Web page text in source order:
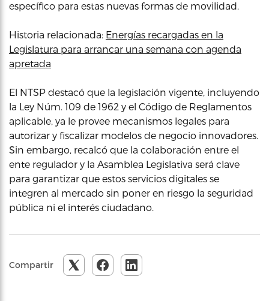
específico para estas nuevas formas de movilidad.
Historia relacionada: Energías recargadas en la
Legislatura para arrancar una semana con agenda
apretada
El NTSP destacó que la legislación vigente, incluyendo
la Ley Núm. 109 de 1962 y el Código de Reglamentos
aplicable, ya le provee mecanismos legales para
autorizar y fiscalizar modelos de negocio innovadores.
Sin embargo, recalcó que la colaboración entre el
ente regulador y la Asamblea Legislativa será clave
para garantizar que estos servicios digitales se
integren al mercado sin poner en riesgo la seguridad
pública ni el interés ciudadano.
Compartir